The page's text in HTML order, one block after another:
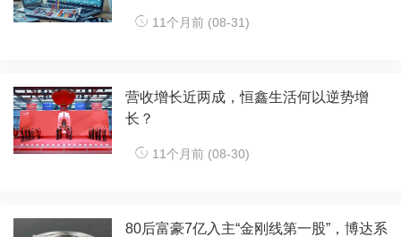
11个月前 (08-31)
营收增长近两成，恒鑫生活何以逆势增
长？
11个月前 (08-30)
80后富豪7亿入主“金刚线第一股”，博达系